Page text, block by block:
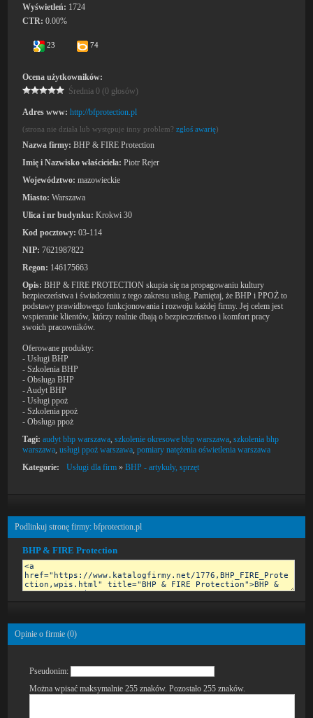
Wyświetleń: 1724
CTR: 0.00%
23 74
Ocena użytkowników:
Średnia 0 (0 głosów)
Adres www: http://bfprotection.pl
(strona nie działa lub występuje inny problem?zgłoś awarię)
Nazwa firmy: BHP & FIRE Protection
Imię i Nazwisko właściciela: Piotr Rejer
Województwo: mazowieckie
Miasto: Warszawa
Ulica i nr budynku: Krokwi 30
Kod pocztowy: 03-114
NIP: 7621987822
Regon: 146175663
Opis: BHP & FIRE PROTECTION skupia się na propagowaniu kultury
bezpieczeństwa i świadczeniu z tego zakresu usług. Pamiętaj, że BHP i PPOŻ to
podstawy prawidłowego funkcjonowania i rozwoju każdej firmy. Jej celem jest
wspieranie klientów, którzy realnie dbają o bezpieczeństwo i komfort pracy
swoich pracowników.
Oferowane produkty:
- Usługi BHP
- Szkolenia BHP
- Obsługa BHP
- Audyt BHP
- Usługi ppoż
- Szkolenia ppoż
- Obsługa ppoż
Tagi: audyt bhp warszawa,szkolenie okresowe bhp warszawa,szkolenia bhp
warszawa,usługi ppoż warszawa,pomiary natężenia oświetlenia warszawa
Kategorie:
Usługi dla firm »BHP - artykuły, sprzęt
Podlinkuj stronę firmy: bfprotection.pl
BHP & FIRE Protection
Opinie o firmie (0)
Pseudonim:
Można wpisać maksymalnie 255 znaków. Pozostało255 znaków.